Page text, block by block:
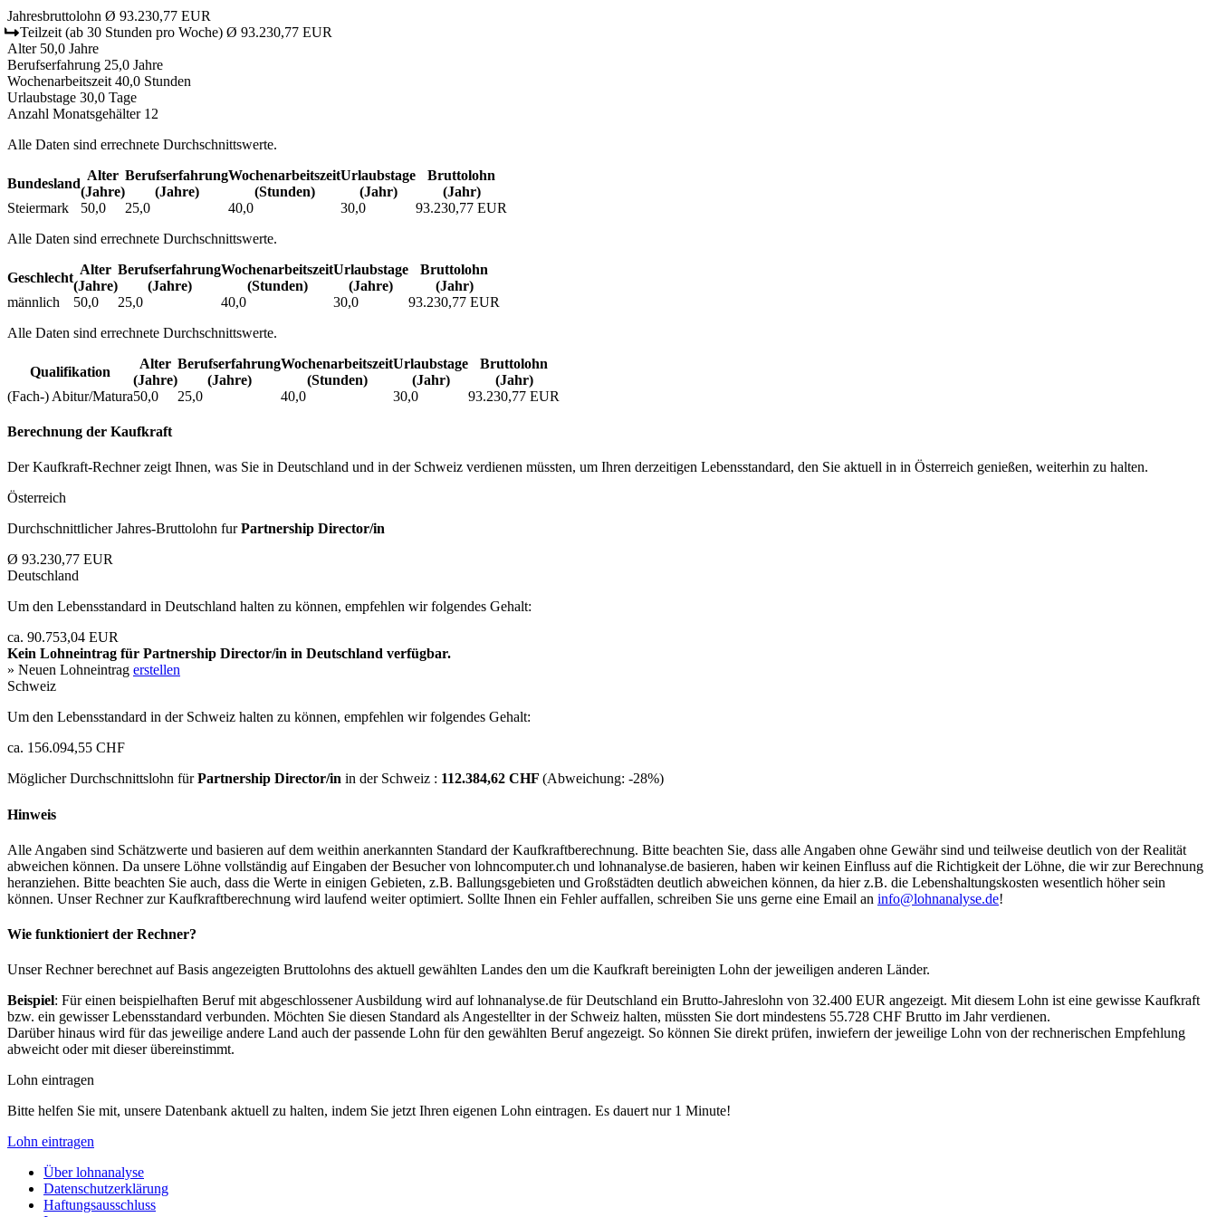
Jahresbruttolohn Ø 93.230,77 EUR
Teilzeit (ab 30 Stunden pro Woche) Ø 93.230,77 EUR
Alter 50,0 Jahre
Berufserfahrung 25,0 Jahre
Wochenarbeitszeit 40,0 Stunden
Urlaubstage 30,0 Tage
Anzahl Monatsgehälter 12
Alle Daten sind errechnete Durchschnittswerte.
Bundesland
Alter
(Jahre)
Berufs­erfahrung
(Jahre)
Wochen­arbeitszeit
(Stunden)
Urlaubs­tage
(Jahr)
Bruttolohn
(Jahr)
Steiermark
50,0 25,0 40,0 30,0
93.230,77 EUR
Alle Daten sind errechnete Durchschnittswerte.
Geschlecht
Alter
(Jahre)
Berufs­erfahrung
(Jahre)
Wochen­arbeitszeit
(Stunden)
Urlaubs­tage
(Jahre)
Bruttolohn
(Jahr)
männlich
50,0 25,0 40,0 30,0
93.230,77 EUR
Alle Daten sind errechnete Durchschnittswerte.
Qualifikation
Alter
(Jahre)
Berufs­erfahrung
(Jahre)
Wochen­arbeitszeit
(Stunden)
Urlaubs­tage
(Jahr)
Bruttolohn
(Jahr)
(Fach-) Abitur/Matura50,0 25,0 40,0 30,0 93.230,77 EUR
Berechnung der Kaufkraft
Der Kaufkraft-Rechner zeigt Ihnen, was Sie in Deutschland und in der Schweiz verdienen müssten, um Ihren derzeitigen Lebensstandard, den Sie aktuell in in Österreich genießen, weiterhin zu halten.
Österreich
Durchschnittlicher Jahres-Bruttolohn furPartnership Director/in
Ø 93.230,77 EUR
Deutschland
Um den Lebensstandard in Deutschland halten zu können, empfehlen wir folgendes Gehalt:
ca. 90.753,04 EUR
Kein Lohneintrag für Partnership Director/in in Deutschland verfügbar.
» Neuen Lohneintrag erstellen
Schweiz
Um den Lebensstandard in der Schweiz halten zu können, empfehlen wir folgendes Gehalt:
ca. 156.094,55 CHF
Möglicher Durchschnittslohn fürPartnership Director/in in der Schweiz : 112.384,62 CHF (Abweichung: -28%)
Hinweis
Alle Angaben sind Schätzwerte und basieren auf dem weithin anerkannten Standard der Kaufkraftberechnung. Bitte beachten Sie, dass alle Angaben ohne Gewähr sind und teilweise deutlich von der Realität
abweichen können. Da unsere Löhne vollständig auf Eingaben der Besucher von lohncomputer.ch und lohnanalyse.de basieren, haben wir keinen Einfluss auf die Richtigkeit der Löhne, die wir zur Berechnung
heranziehen. Bitte beachten Sie auch, dass die Werte in einigen Gebieten, z.B. Ballungsgebieten und Großstädten deutlich abweichen können, da hier z.B. die Lebenshaltungskosten wesentlich höher sein
können. Unser Rechner zur Kaufkraftberechnung wird laufend weiter optimiert. Sollte Ihnen ein Fehler auffallen, schreiben Sie uns gerne eine Email an info@lohnanalyse.de!
Wie funktioniert der Rechner?
Unser Rechner berechnet auf Basis angezeigten Bruttolohns des aktuell gewählten Landes den um die Kaufkraft bereinigten Lohn der jeweiligen anderen Länder.
Beispiel: Für einen beispielhaften Beruf mit abgeschlossener Ausbildung wird auf lohnanalyse.de für Deutschland ein Brutto-Jahreslohn von 32.400 EUR angezeigt. Mit diesem Lohn ist eine gewisse Kaufkraft
bzw. ein gewisser Lebensstandard verbunden. Möchten Sie diesen Standard als Angestellter in der Schweiz halten, müssten Sie dort mindestens 55.728 CHF Brutto im Jahr verdienen.
Darüber hinaus wird für das jeweilige andere Land auch der passende Lohn für den gewählten Beruf angezeigt. So können Sie direkt prüfen, inwiefern der jeweilige Lohn von der rechnerischen Empfehlung
abweicht oder mit dieser übereinstimmt.
Lohn eintragen
Bitte helfen Sie mit, unsere Datenbank aktuell zu halten, indem Sie jetzt Ihren eigenen Lohn eintragen. Es dauert nur 1 Minute!
Lohn eintragen
Über lohnanalyse
Datenschutzerklärung
Haftungsausschluss